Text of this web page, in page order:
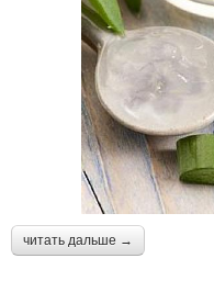
читать дальше →